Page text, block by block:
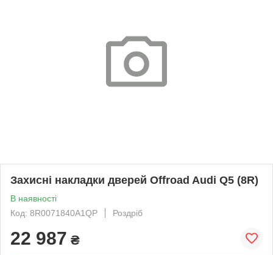
Захисні накладки дверей Offroad Audi Q5 (8R)
В наявності
Код: 8R0071840A1QP
Роздріб
22 987 ₴